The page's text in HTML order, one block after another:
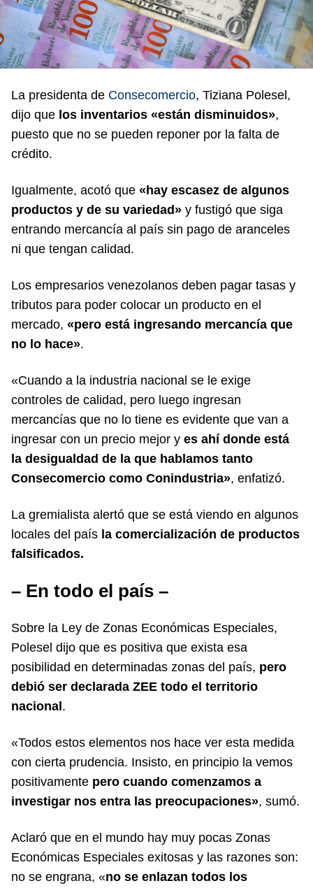
La presidenta de Consecomercio, Tiziana Polesel,
dijo que los inventarios «están disminuidos»,
puesto que no se pueden reponer por la falta de
crédito.
Igualmente, acotó que «hay escasez de algunos
productos y de su variedad» y fustigó que siga
entrando mercancía al país sin pago de aranceles
ni que tengan calidad.
Los empresarios venezolanos deben pagar tasas y
tributos para poder colocar un producto en el
mercado, «pero está ingresando mercancía que
no lo hace».
«Cuando a la industria nacional se le exige
controles de calidad, pero luego ingresan
mercancías que no lo tiene es evidente que van a
ingresar con un precio mejor y es ahí donde está
la desigualdad de la que hablamos tanto
Consecomercio como Conindustria», enfatizó.
La gremialista alertó que se está viendo en algunos
locales del país la comercialización de productos
falsificados.
– En todo el país –
Sobre la Ley de Zonas Económicas Especiales,
Polesel dijo que es positiva que exista esa
posibilidad en determinadas zonas del país, pero
debió ser declarada ZEE todo el territorio
nacional.
«Todos estos elementos nos hace ver esta medida
con cierta prudencia. Insisto, en principio la vemos
positivamente pero cuando comenzamos a
investigar nos entra las preocupaciones», sumó.
Aclaró que en el mundo hay muy pocas Zonas
Económicas Especiales exitosas y las razones son:
no se engrana, «no se enlazan todos los